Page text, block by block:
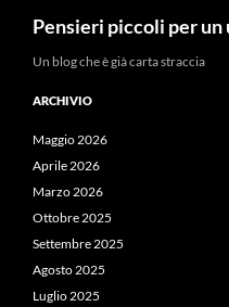
Pensieri piccoli per un
Un blog che è già carta straccia
ARCHIVIO
Maggio 2026
Aprile 2026
Marzo 2026
Ottobre 2025
Settembre 2025
Agosto 2025
Luglio 2025